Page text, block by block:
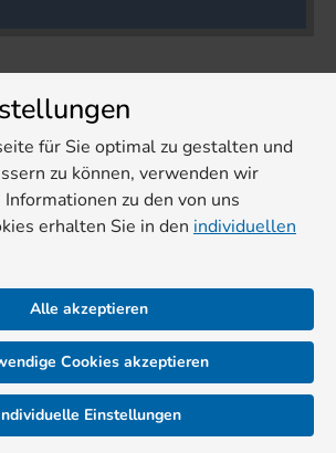
für Sie optimal zu gestalten und
zu können, verwenden wir
zu den von uns
erhalten Sie in den individuellen
Alle akzeptieren
Cookies akzeptieren
Einstellungen